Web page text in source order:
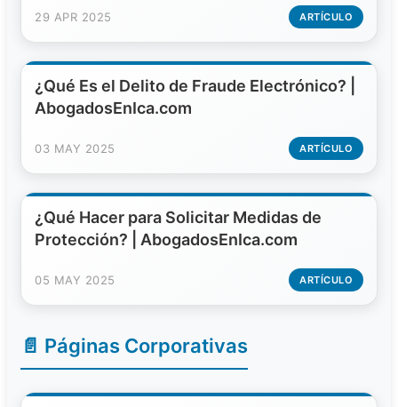
29 APR 2025 ARTÍCULO
¿Qué Es el Delito de Fraude Electrónico? |
AbogadosEnIca.com
03 MAY 2025 ARTÍCULO
¿Qué Hacer para Solicitar Medidas de
Protección? | AbogadosEnIca.com
05 MAY 2025 ARTÍCULO
📄 Páginas Corporativas